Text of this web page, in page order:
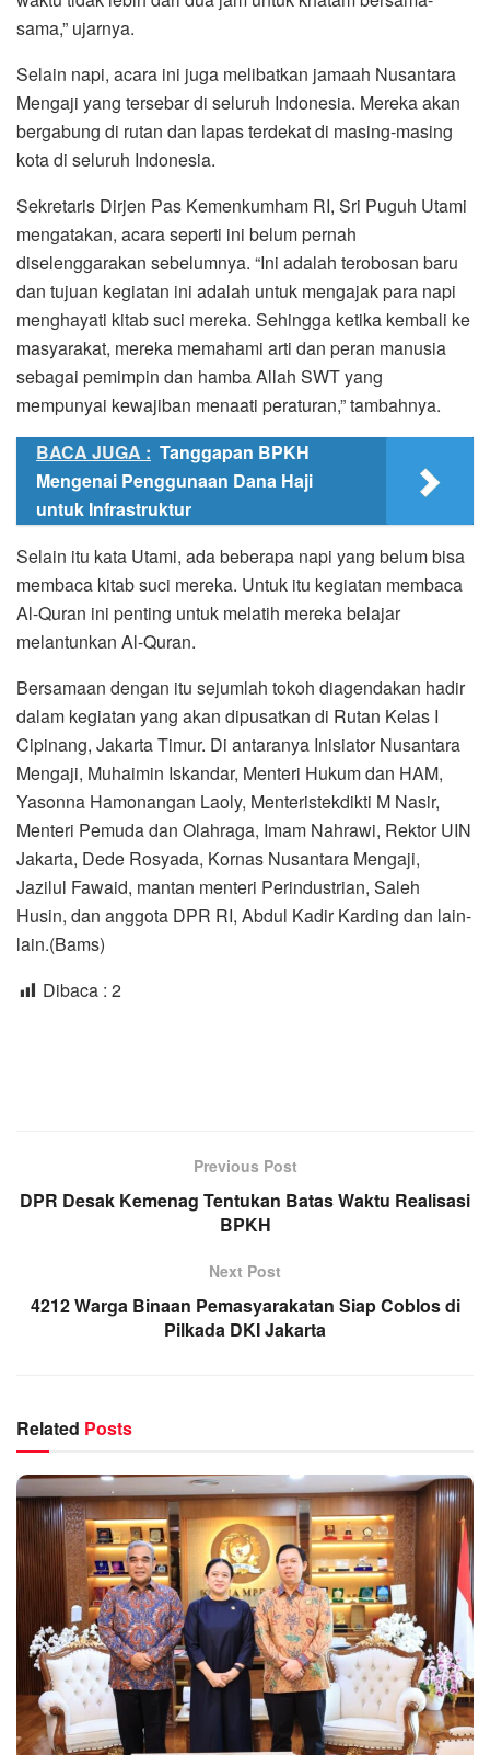
sama,” ujarnya.
Selain napi, acara ini juga melibatkan jamaah Nusantara
Mengaji yang tersebar di seluruh Indonesia. Mereka akan
bergabung di rutan dan lapas terdekat di masing-masing
kota di seluruh Indonesia.
Sekretaris Dirjen Pas Kemenkumham RI, Sri Puguh Utami
mengatakan, acara seperti ini belum pernah
diselenggarakan sebelumnya. “Ini adalah terobosan baru
dan tujuan kegiatan ini adalah untuk mengajak para napi
menghayati kitab suci mereka. Sehingga ketika kembali ke
masyarakat, mereka memahami arti dan peran manusia
sebagai pemimpin dan hamba Allah SWT yang
mempunyai kewajiban menaati peraturan,” tambahnya.
BACA JUGA : Tanggapan BPKH
Mengenai Penggunaan Dana Haji
untuk Infrastruktur
Selain itu kata Utami, ada beberapa napi yang belum bisa
membaca kitab suci mereka. Untuk itu kegiatan membaca
Al-Quran ini penting untuk melatih mereka belajar
melantunkan Al-Quran.
Bersamaan dengan itu sejumlah tokoh diagendakan hadir
dalam kegiatan yang akan dipusatkan di Rutan Kelas I
Cipinang, Jakarta Timur. Di antaranya Inisiator Nusantara
Mengaji, Muhaimin Iskandar, Menteri Hukum dan HAM,
Yasonna Hamonangan Laoly, Menteristekdikti M Nasir,
Menteri Pemuda dan Olahraga, Imam Nahrawi, Rektor UIN
Jakarta, Dede Rosyada, Kornas Nusantara Mengaji,
Jazilul Fawaid, mantan menteri Perindustrian, Saleh
Husin, dan anggota DPR RI, Abdul Kadir Karding dan lain-
lain.(Bams)
Dibaca : 2
Previous Post
DPR Desak Kemenag Tentukan Batas Waktu Realisasi
BPKH
Next Post
4212 Warga Binaan Pemasyarakatan Siap Coblos di
Pilkada DKI Jakarta
Related Posts